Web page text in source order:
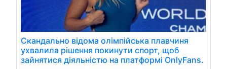
Скандально відома олімпійська плавчиня
ухвалила рішення покинути спорт, щоб
зайнятися діяльністю на платформі OnlyFans.